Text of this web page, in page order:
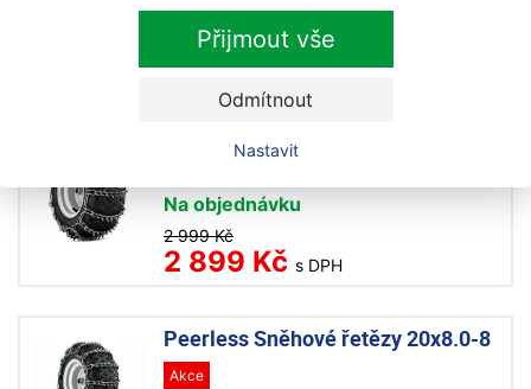
Přijmout vše
Odmítnout
Nastavit
Skladem
3 290 Kč
2 999 Kč s DPH
Peerless Sněhové řetězy pár
Na objednávku
2 999 Kč
2 899 Kč s DPH
Peerless Sněhové řetězy 20x8.0-8
Akce